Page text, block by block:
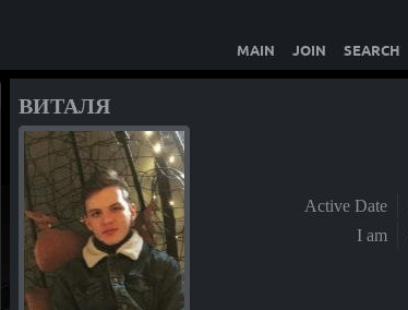
MAIN JOIN SEARCH
ВИТАЛЯ
Active Date
I am